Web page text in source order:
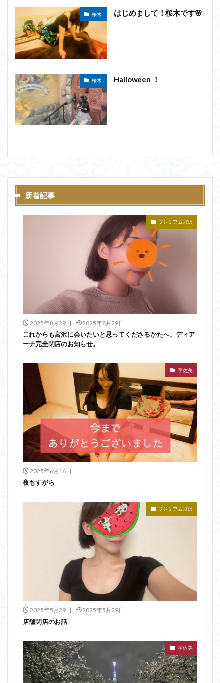
桜木 はじめまして！桜木です🌸
桜木 Halloween ！
新着記事
プレミアム宮沢
2025年8月29日 2025年8月29日
これからも宮沢に会いたいと思ってくださるかたへ。ディア
ーナ完全閉店のお知らせ。
宇佐美
2025年6月16日
夜もすがら
プレミアム宮沢
2025年5月29日 2025年5月29日
店舗閉店のお話
宇佐美